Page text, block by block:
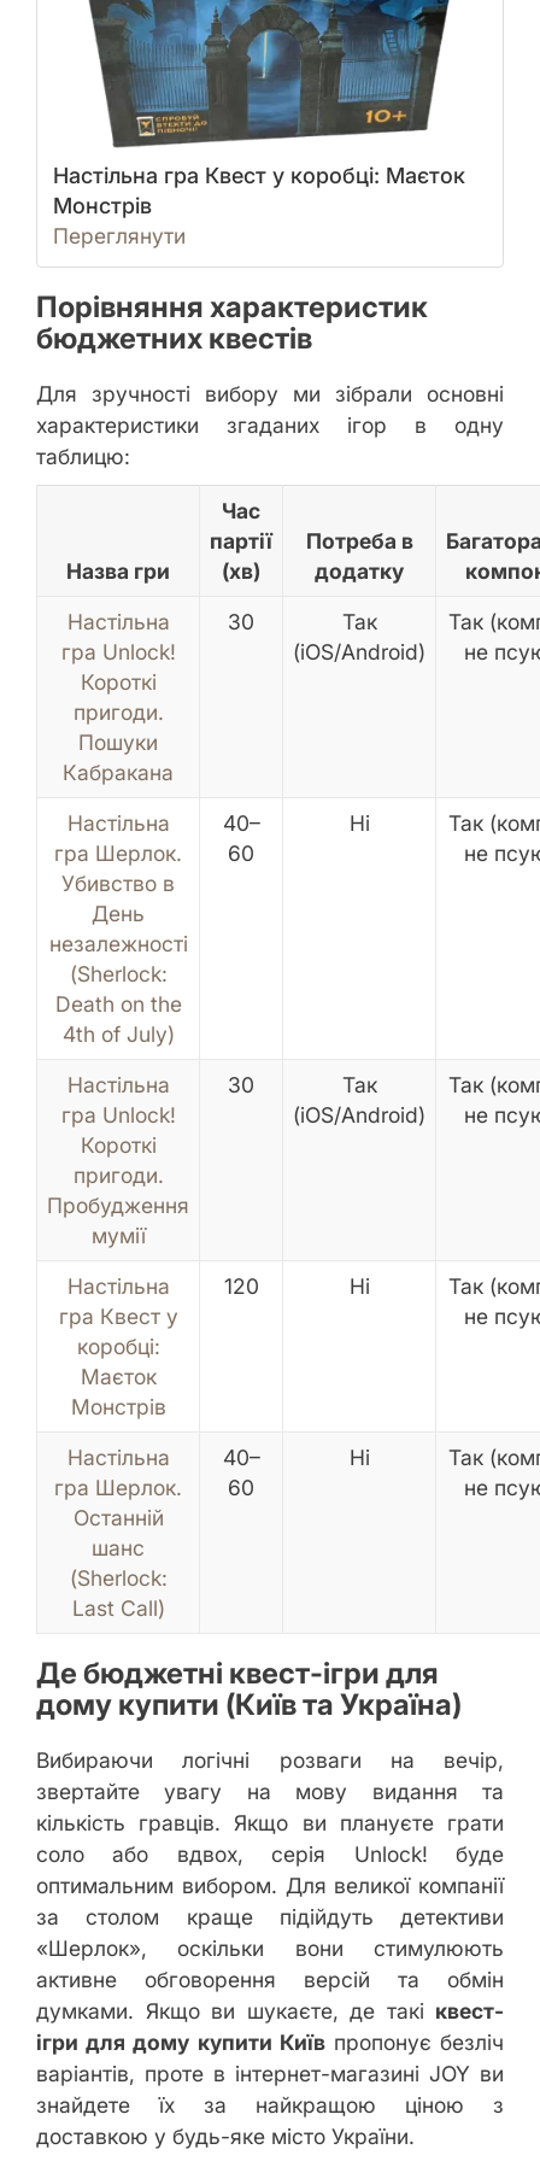
Настільна гра Квест у коробці: Маєток
Монстрів
Переглянути
Порівняння характеристик
бюджетних квестів
Для зручності вибору ми зібрали основні
характеристики згаданих ігор в одну
таблицю:
Назва гри
Час
партії
(хв)
Потреба в
додатку
Настільна
гра Unlock!
Короткі
пригоди.
Пошуки
Кабракана
30
Так
(iOS/Android)
Так
не
Настільна
гра Шерлок.
Убивство в
День
незалежності
(Sherlock:
Death on the
4th of July)
40–
60
Ні
Так
не
Настільна
гра Unlock!
Короткі
пригоди.
Пробудження
мумії
30
Так
(iOS/Android)
Так
не
Настільна
гра Квест у
коробці:
Маєток
Монстрів
120 Ні
Так
не
Настільна
гра Шерлок.
Останній
шанс
(Sherlock:
Last Call)
40–
60
Ні
Так
не
Де бюджетні квест-ігри для
дому купити (Київ та Україна)
Вибираючи логічні розваги на вечір,
звертайте увагу на мову видання та
кількість гравців. Якщо ви плануєте грати
соло або вдвох, серія Unlock! буде
оптимальним вибором. Для великої компанії
за столом краще підійдуть детективи
«Шерлок», оскільки вони стимулюють
активне обговорення версій та обмін
думками. Якщо ви шукаєте, де такі квест-
ігри для дому купити Київпропонує безліч
варіантів, проте в інтернет-магазині JOY ви
знайдете їх за найкращою ціною з
доставкою у будь-яке місто України.